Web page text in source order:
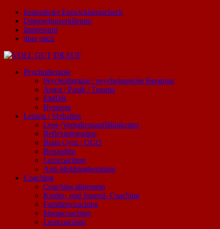
kostenfreier Entwicklungscheck
Datenschutzerklärung
Impressum
über mich
Psychotherapie
Psychotherapie / psychologische Beratung
Angst / Panik / Trauma
EMDR
Hypnose
Lernen / Verhalten
Lern-/Verhaltensauffälligkeiten
Reflexintegration
Brain Gym / OGO
Benaudira
Lerncoaching
Anti-Mobbingberatung
Coaching
Coaching allgemein
Kinder- und Jugend- Coaching
Familiencoaching
Mamacoaching
Lerncoaching